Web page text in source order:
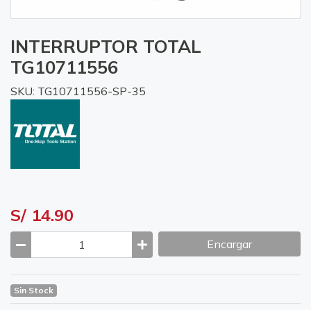
INTERRUPTOR TOTAL
TG10711556
SKU: TG10711556-SP-35
S/ 14.90
Encargar
Sin Stock